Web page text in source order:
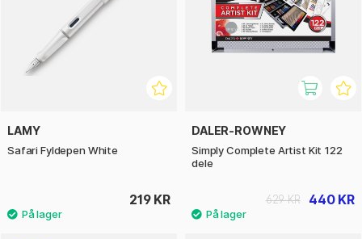
LAMY
Safari Fyldepen White
219 KR
DALER-ROWNEY
Simply Complete Artist Kit 122
dele
440 KR
629 KR